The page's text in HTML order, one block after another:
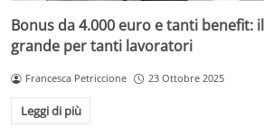
Bonus da 4.000 euro e tanti benefit:
grande per tanti lavoratori
Francesca Petriccione 23 Ottobre 2025
Leggi di più